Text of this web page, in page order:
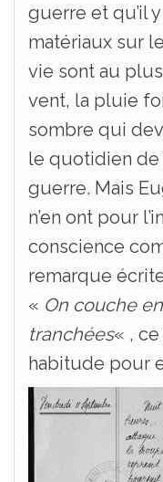
guerre et qu’il
matériaux sur
vie sont au
vent, la pluie
sombre qui
le quotidien
guerre. Mais
n’en ont pour
conscience
remarque
« On couche
tranchées« , ce
habitude pour